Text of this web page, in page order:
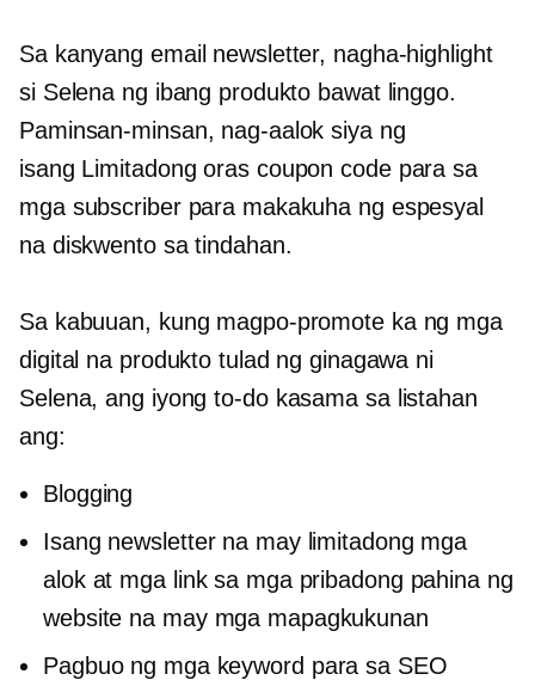
Sa kanyang email newsletter, nagha-highlight
si Selena ng ibang produkto bawat linggo.
Paminsan-minsan, nag-aalok siya ng
isang Limitadong orascoupon code para sa
mga subscriber para makakuha ng espesyal
na diskwento sa tindahan.
Sa kabuuan, kung magpo-promote ka ng mga
digital na produkto tulad ng ginagawa ni
Selena, ang iyongto-dokasama sa listahan
ang:
Blogging
Isang newsletter na may limitadong mga
alok at mga link sa mga pribadong pahina ng
website na may mga mapagkukunan
Pagbuo ng mga keyword para sa SEO